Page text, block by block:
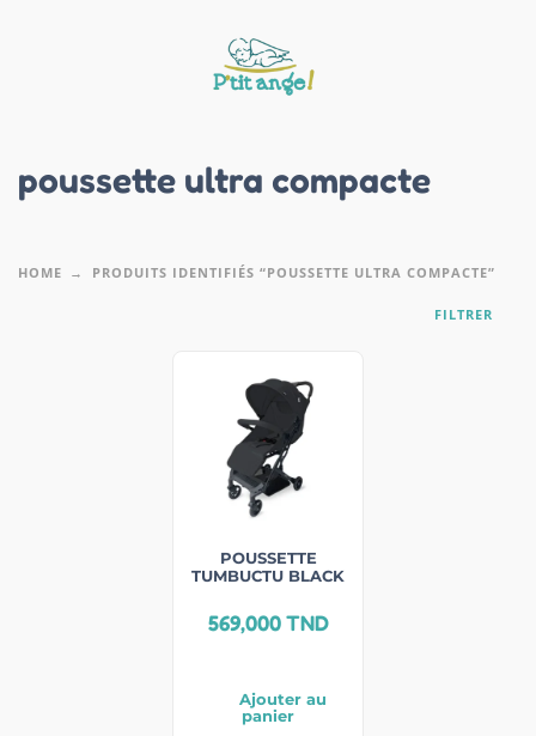
poussette ultra compacte
HOME PRODUITS IDENTIFIÉS “POUSSETTE ULTRA COMPACTE”
FILTRER
POUSSETTE
TUMBUCTU BLACK
569,000TND
Ajouter au
panier